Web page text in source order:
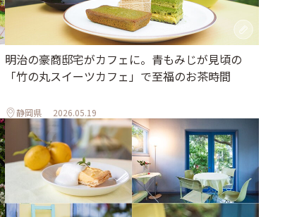
明治の豪商邸宅がカフェに。青もみじが見頃の
「竹の丸スイーツカフェ」で至福のお茶時間
静岡県 2026.05.19